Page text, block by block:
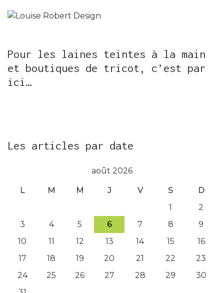
Pour les laines teintes à la main
et boutiques de tricot, c’est par
ici…
Les articles par date
août 2026
L M M J V S
D
1
2
3
4 5 6 7 8
9
10
11 12 13 14 15
16
17
18 19 20 21 22
23
24
25 26 27 28 29
30